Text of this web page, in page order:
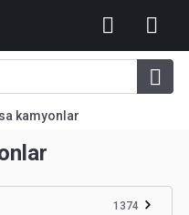
kamyonlar
1374